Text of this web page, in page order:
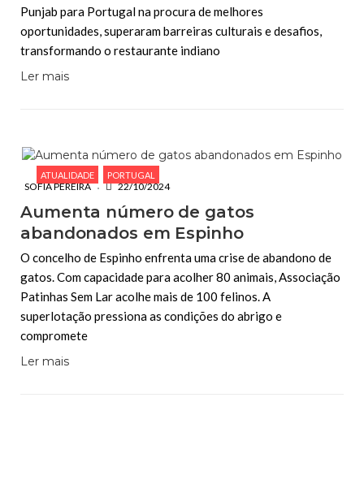
Punjab para Portugal na procura de melhores
oportunidades, superaram barreiras culturais e desafios,
transformando o restaurante indiano
Ler mais
ATUALIDADE PORTUGAL
SOFIA PEREIRA 22/10/2024
Aumenta número de gatos
abandonados em Espinho
O concelho de Espinho enfrenta uma crise de abandono de
gatos. Com capacidade para acolher 80 animais, Associação
Patinhas Sem Lar acolhe mais de 100 felinos. A
superlotação pressiona as condições do abrigo e
compromete
Ler mais